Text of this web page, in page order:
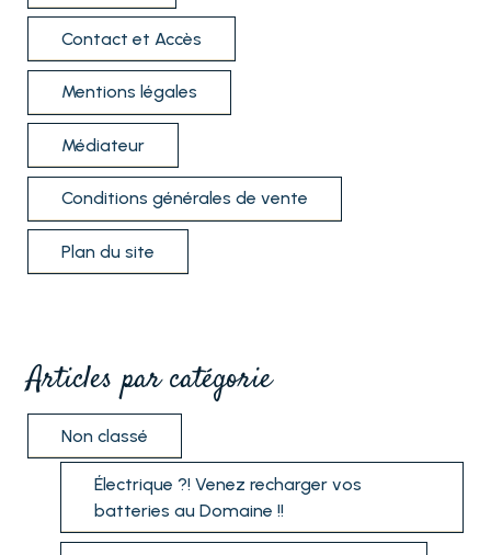
Contact et Accès
Mentions légales
Médiateur
Conditions générales de vente
Plan du site
Articles par catégorie
Non classé
Électrique ?! Venez recharger vos
batteries au Domaine !!